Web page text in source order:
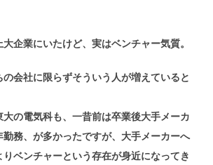
企業にいたけど、実はベンチャー気質。
会社に限らずそういう人が増えていると
の電気科も、一昔前は卒業後大手メーカ
勤務、が多かったですが、大手メーカーへ
ベンチャーという存在が身近になってき